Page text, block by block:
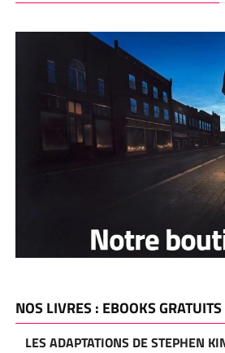
NOS LIVRES : EBOOKS
LES ADAPTATIONS DE STEPHEN